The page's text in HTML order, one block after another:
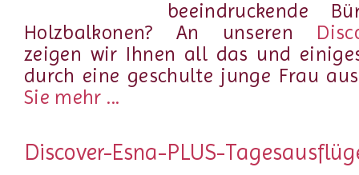
beeindruckende
Holzbalkonen? An unseren
zeigen wir Ihnen all das und
durch eine geschulte junge Frau
Sie mehr ...
Discover-Esna-PLUS-